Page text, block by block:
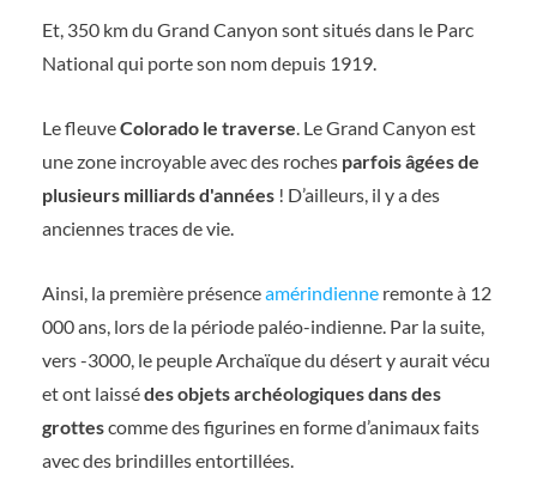
Et, 350 km du Grand Canyon sont situés dans le Parc
National qui porte son nom depuis 1919.
Le fleuveColorado le traverse. Le Grand Canyon est
une zone incroyable avec des roches parfois âgées de
plusieurs milliards d'années ! D’ailleurs, il y a des
anciennes traces de vie.
Ainsi, la première présenceamérindienne remonte à 12
000 ans, lors de la période paléo-indienne. Par la suite,
vers -3000, le peuple Archaïque du désert y aurait vécu
et ont laissédes objets archéologiques dans des
grottescomme des figurines en forme d’animaux faits
avec des brindilles entortillées.